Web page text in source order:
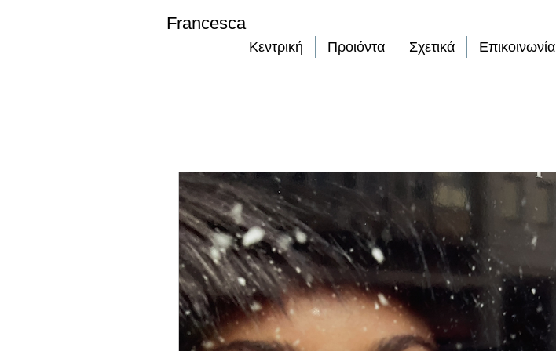
Κεντρική Προιόντα Σχετικά Επικοινωνία
Francesca